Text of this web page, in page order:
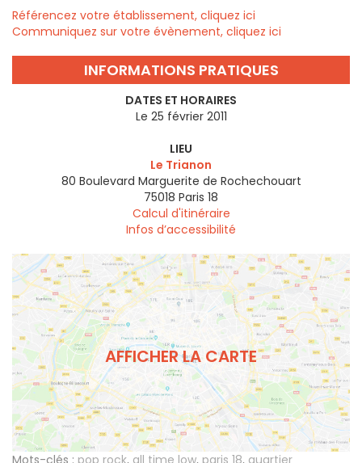
Référencez votre établissement, cliquez ici
Communiquez sur votre évènement, cliquez ici
INFORMATIONS PRATIQUES
DATES ET HORAIRES
Le 25 février 2011
LIEU
Le Trianon
80 Boulevard Marguerite de Rochechouart
75018 Paris 18
Calcul d'itinéraire
Infos d’accessibilité
AFFICHER LA CARTE
Mots-clés : pop rock, all time low, paris 18, quartier